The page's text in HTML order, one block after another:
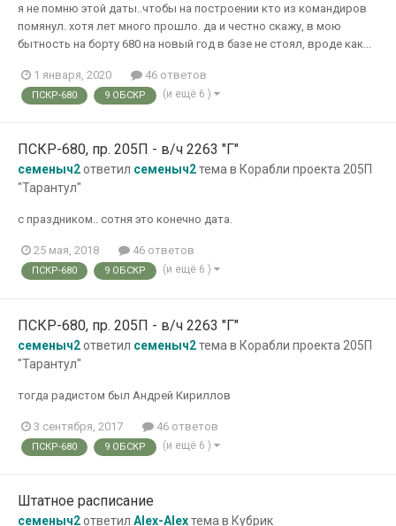
я не помню этой даты..чтобы на построении кто из командиров
помянул. хотя лет много прошло. да и честно скажу, в мою
бытность на борту 680 на новый год в базе не стоял, вроде как...
1 января, 2020 46 ответов
ПСКР-680 9 ОБСКР (и ещё 6 )
ПСКР-680, пр. 205П - в/ч 2263 "Г"
семеныч2ответил семеныч2тема в Корабли проекта 205П
"Тарантул"
с праздником.. сотня это конечно дата.
25 мая, 2018 46 ответов
ПСКР-680 9 ОБСКР (и ещё 6 )
ПСКР-680, пр. 205П - в/ч 2263 "Г"
семеныч2ответил семеныч2тема в Корабли проекта 205П
"Тарантул"
тогда радистом был Андрей Кириллов
3 сентября, 2017 46 ответов
ПСКР-680 9 ОБСКР (и ещё 6 )
Штатное расписание
семеныч2ответил Alex-Alexтема в Кубрик